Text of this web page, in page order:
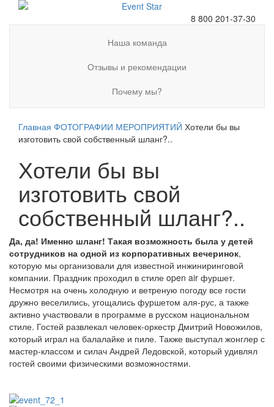
8 800 201-37-30
Наша команда
Отзывы и рекомендации
Почему мы?
Главная ФОТОГРАФИИ МЕРОПРИЯТИЙ Хотели бы вы
изготовить свой собственный шланг?..
Хотели бы вы
изготовить свой
собственный шланг?..
Да, да! Именно шланг! Такая возможность была у детей
сотрудников на одной из корпоративных вечеринок,
которую мы организовали для известной инжиниринговой
компании. Праздник проходил в стиле open air фуршет.
Несмотря на очень холодную и ветреную погоду все гости
дружно веселились, угощались фуршетом аля-рус, а также
активно участвовали в программе в русском национальном
стиле. Гостей развлекал человек-оркестр Дмитрий Новожилов,
который играл на балалайке и пиле. Также выступал жонглер с
мастер-классом и силач Андрей Ледовской, который удивлял
гостей своими физическими возможностями.